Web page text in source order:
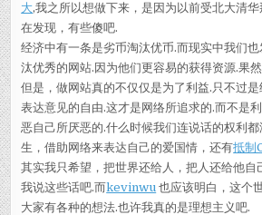
大,我之所以想做下来，是因为以前受北大清
在发现，有些傻吧.
经济中有一条是劣币淘汰优币.而现实中我们
汰优秀的网站.因为他们更容易的获得资源.果
但是，做网站真的不仅仅是为了利益.只不过
表达意见的自由.这才是网络所追求的.而不是
恶自己所厌恶的.什么时候我们连说话的权利
生，借助网络来表达自己的爱国情，还有抵制
其实我只希望，把世界还给人，把人还给他自
我说这些话吧.而kevinwu 也应该明白，这个
大家有各种的想法.也许我真的是理想主义吧.